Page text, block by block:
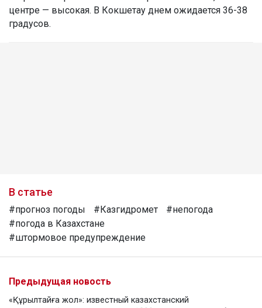
центре — высокая. В Кокшетау днем ожидается 36-38
градусов.
В статье
#прогноз погоды #Казгидромет
#непогода
#погода в Казахстане
#штормовое предупреждение
Предыдущая новость
«Құрылтайға жол»: известный казахстанский